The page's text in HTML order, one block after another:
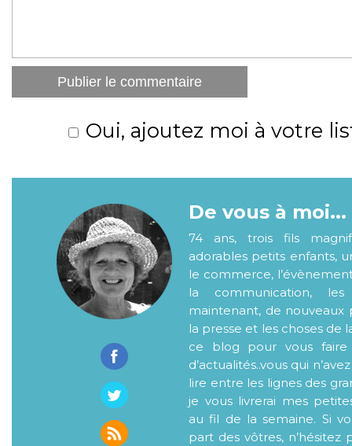
Oui, ajoutez moi à votre
De vous à moi...
74 ans, trois fils
adorables petits enfants,
le commerce,
la communication,
maintenant, de nouveaux
la presse et les choses de
ce blog pour vous faire
d’actualités..vous qui
lire entre les lignes des
je vous livrerai mes
au fil de la semaine. Si
part des vôtres, n’hésitez